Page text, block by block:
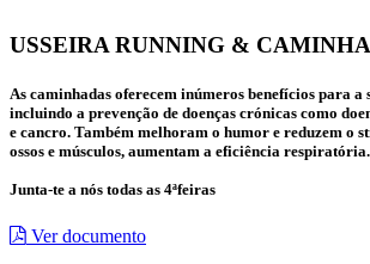
USSEIRA RUNNING &
As caminhadas oferecem inúmeros benefícios para a
incluindo a prevenção de doenças crónicas como
e cancro. Também melhoram o humor e reduzem o
ossos e músculos, aumentam a eficiência respiratória.
Junta-te a nós todas as 4ªfeiras
Ver documento